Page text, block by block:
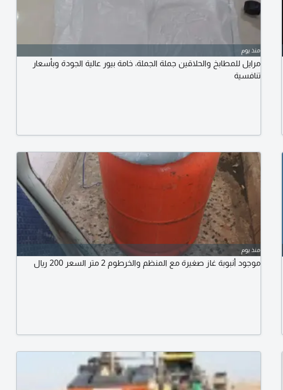
منذ يوم
مرايل للمطابخ والحلاقين جملة الجملة، خامة بيور عالية الجودة وبأسعار
تنافسية
منذ يوم
موجود أنبوبة غاز صغيرة مع المنظم والخرطوم 2 متر السعر 200 ريال